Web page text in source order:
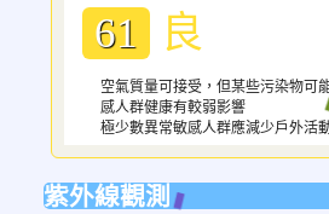
61 良
空氣質量可接受，但某些污染物可
感人群健康有較弱影響
極少數異常敏感人群應減少戶外活
紫外線觀測